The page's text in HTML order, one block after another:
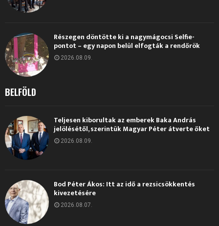
Részegen döntötte ki a nagymágocsi Selfie-
pontot – egy napon belül elfogták a rendőrök
2026.08.09.
BELFÖLD
Teljesen kiborultak az emberek Baka András
jelölésétől, szerintük Magyar Péter átverte őket
2026.08.09.
Bod Péter Ákos: Itt az idő a rezsicsökkentés
kivezetésére
2026.08.07.